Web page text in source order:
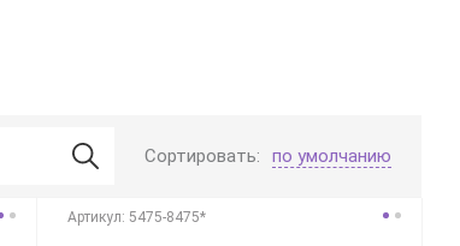
Сортировать: по умолчанию
Aртикул: 5475-8475*